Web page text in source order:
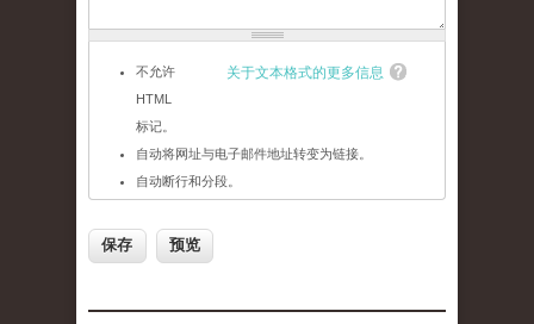
关于文本格式的更多信息
不允许
HTML
标记。
自动将网址与电子邮件地址转变为链接。
自动断行和分段。